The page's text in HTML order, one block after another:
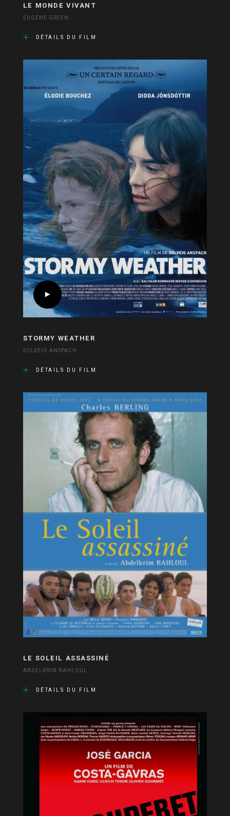
LE MONDE VIVANT
EUGÈNE GREEN
DÉTAILS DU FILM
STORMY WEATHER
SOLVEIG ANSPACH
DÉTAILS DU FILM
LE SOLEIL ASSASSINÉ
ABDELKRIM BAHLOUL
DÉTAILS DU FILM